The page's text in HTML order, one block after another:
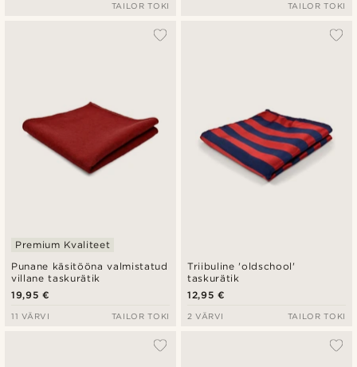
TAILOR TOKI TAILOR TOKI
Punane käsitööna valmistatud
villane taskurätik
Premium Kvaliteet
19,95 €
11 VÄRVI TAILOR TOKI
Triibuline 'oldschool'
taskurätik
12,95 €
2 VÄRVI TAILOR TOKI